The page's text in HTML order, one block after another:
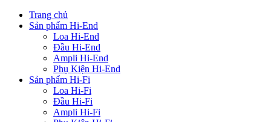
Trang chủ
Sản phẩm Hi-End
Loa Hi-End
Đầu Hi-End
Ampli Hi-End
Phụ Kiện Hi-End
Sản phẩm Hi-Fi
Loa Hi-Fi
Đầu Hi-Fi
Ampli Hi-Fi